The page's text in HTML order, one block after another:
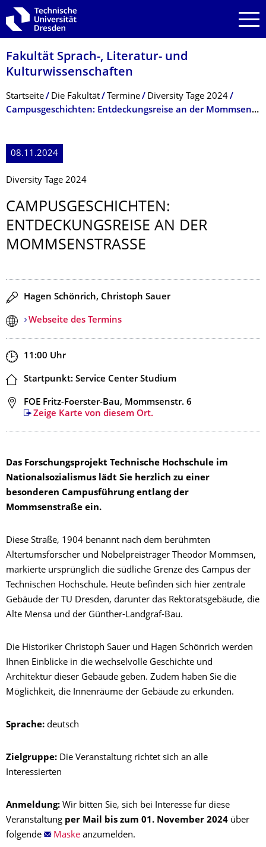
Zur Hauptnavigation springen
Zur Suche springen
Zum Inhalt springen
Fakultät Sprach-, Literatur- und
Kulturwissenschaf­ten
Breadcrumb-Menü
Startseite Die Fakultät Termine
Diversity Tage 2024
Campusgeschichten: Entdeckungsreise an der Mommsenstraße
08.11.2024
Diversity Tage 2024
CAMPUSGESCHICH­TEN:
ENTDECKUNGSREI­SE AN DER
MOMMSENSTRASSE
Redner
Hagen Schönrich, Christoph Sauer
Webseite des Termins
Zeit
11:00 Uhr
Ort
Startpunkt: Service Center Studium
Adresse
FOE Fritz-Foerster-Bau, Mommsenstr. 6
Zeige Karte von diesem Ort.
Das Forschungsprojekt Technische Hochschule im
Nationalsozialismus lädt Sie herzlich zu einer
besonderen Campusführung entlang der
Mommsenstraße ein.
Diese Straße, 1904 benannt nach dem berühmten
Altertumsforscher und Nobelpreisträger Theodor Mommsen,
markierte ursprünglich die südliche Grenze des Campus der
Technischen Hochschule. Heute befinden sich hier zentrale
Gebäude der TU Dresden, darunter das Rektoratsgebäude, die
Alte Mensa und der Günther-Landgraf-Bau.
Die Historiker Christoph Sauer und Hagen Schönrich werden
Ihnen Einblicke in die wechselvolle Geschichte und
Architektur dieser Gebäude geben. Zudem haben Sie die
Möglichkeit, die Innenräume der Gebäude zu erkunden.
Sprache: deutsch
Zielgruppe: Die Veranstaltung richtet sich an alle
Interessierten
Anmeldung: Wir bitten Sie, sich bei Interesse für diese
Veranstaltung per Mail bis zum 01. November 2024 über
folgende
Maske anzumelden.